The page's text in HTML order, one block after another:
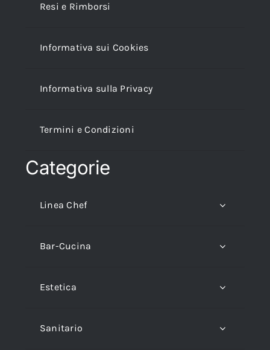
Resi e Rimborsi
Informativa sui Cookies
Informativa sulla Privacy
Termini e Condizioni
Categorie
Linea Chef
Bar-Cucina
Estetica
Sanitario